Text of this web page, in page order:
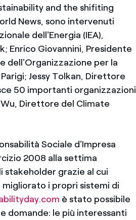
and the shifiting
News, sono intervenuti
dell'Energia (IEA),
Enrico Giovannini, Presidente
dell'Organizzazione per la
Jessy Tolkan, Direttore
50 importanti organizzazioni
Wu, Direttore del Climate
Sociale d'Impresa
2008 alla settima
grazie al cui
i propri sistemi di
è stato possibile
domande: le più interessanti